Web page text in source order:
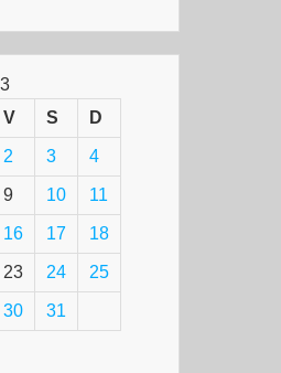
V S D
2 3 4
9 10 11
16 17 18
23 24 25
30 31